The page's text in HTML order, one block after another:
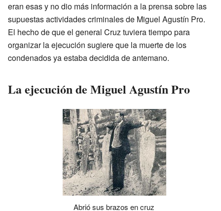
eran esas y no dio más información a la prensa sobre las
supuestas actividades criminales de Miguel Agustín Pro.
El hecho de que el general Cruz tuviera tiempo para
organizar la ejecución sugiere que la muerte de los
condenados ya estaba decidida de antemano.
La ejecución de Miguel Agustín Pro
Abrió sus brazos en cruz